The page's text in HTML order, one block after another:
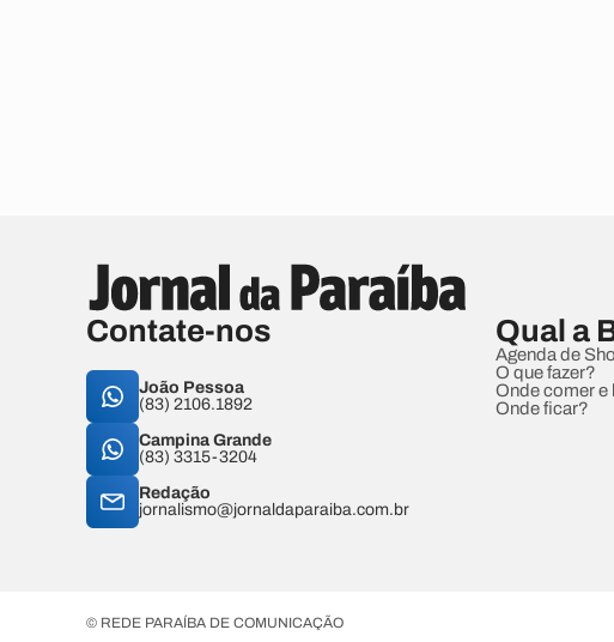
Contate-nos
João Pessoa
(83) 2106.1892
Campina Grande
(83) 3315-3204
Redação
jornalismo@jornaldaparaiba.com.br
Qual a
Agenda de
O que fazer?
Onde comer e
Onde ficar?
© REDE PARAÍBA DE COMUNICAÇÃO